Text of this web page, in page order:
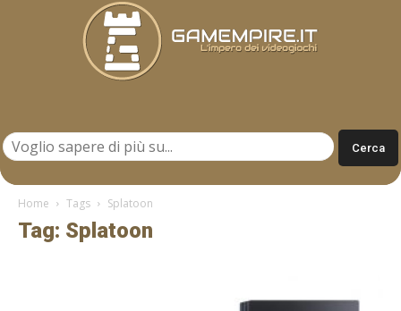
Home Tags Splatoon
Tag: Splatoon